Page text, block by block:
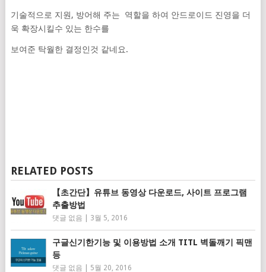
기술적으로 지원, 방어해 주는 역할을 하여 안드로이드 진영을 더
욱 확장시킬수 있는 한수를
보여준 탁월한 결정인것 같네요.
RELATED POSTS
【초간단】유튜브 동영상 다운로드, 사이트 프로그램
추출방법
댓글 없음 3월 5, 2016
구글신기한기능 및 이용방법 소개 TITL 벽돌깨기 픽맨
등
댓글 없음 5월 20, 2016